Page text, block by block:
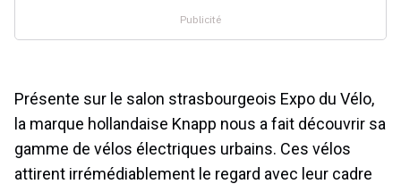
Présente sur le salon strasbourgeois Expo du Vélo,
la marque hollandaise Knapp nous a fait découvrir sa
gamme de vélos électriques urbains. Ces vélos
attirent irrémédiablement le regard avec leur cadre